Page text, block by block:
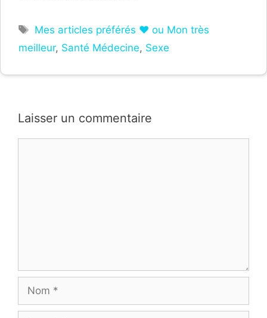
Étiquettes
Mes articles préférés ❤ ou Mon très
meilleur, Santé Médecine, Sexe
Laisser un commentaire